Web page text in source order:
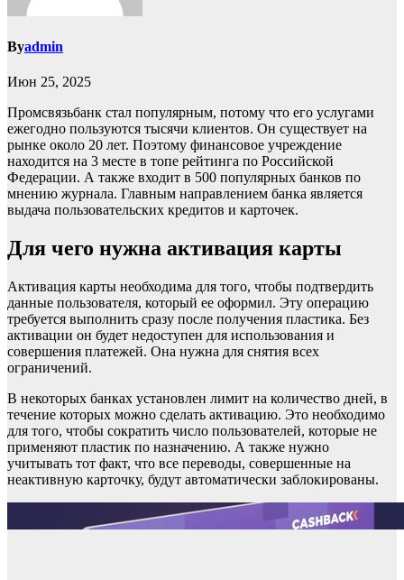
Byadmin
Июн 25, 2025
Промсвязьбанк стал популярным, потому что его услугами
ежегодно пользуются тысячи клиентов. Он существует на
рынке около 20 лет. Поэтому финансовое учреждение
находится на 3 месте в топе рейтинга по Российской
Федерации. А также входит в 500 популярных банков по
мнению журнала. Главным направлением банка является
выдача пользовательских кредитов и карточек.
Для чего нужна активация карты
Активация карты необходима для того, чтобы подтвердить
данные пользователя, который ее оформил. Эту операцию
требуется выполнить сразу после получения пластика. Без
активации он будет недоступен для использования и
совершения платежей. Она нужна для снятия всех
ограничений.
В некоторых банках установлен лимит на количество дней, в
течение которых можно сделать активацию. Это необходимо
для того, чтобы сократить число пользователей, которые не
применяют пластик по назначению. А также нужно
учитывать тот факт, что все переводы, совершенные на
неактивную карточку, будут автоматически заблокированы.